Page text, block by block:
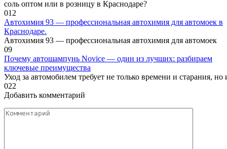
соль оптом или в розницу в Краснодаре?
012
Автохимия 93 — профессиональная автохимия для автомоек в
Краснодаре.
Автохимия 93 — профессиональная автохимия для автомоек
09
Почему автошампунь Novice — один из лучших: разбираем
ключевые преимущества
Уход за автомобилем требует не только времени и старания,
022
Добавить комментарий
Комментарий